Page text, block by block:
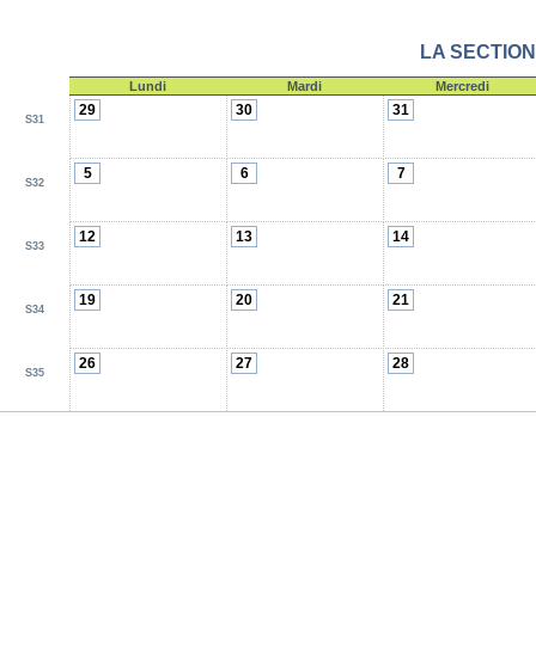
LA
Lundi Mardi Mercredi
S31
29 30 31
S32
5 6 7
S33
12 13 14
S34
19 20 21
S35
26 27 28